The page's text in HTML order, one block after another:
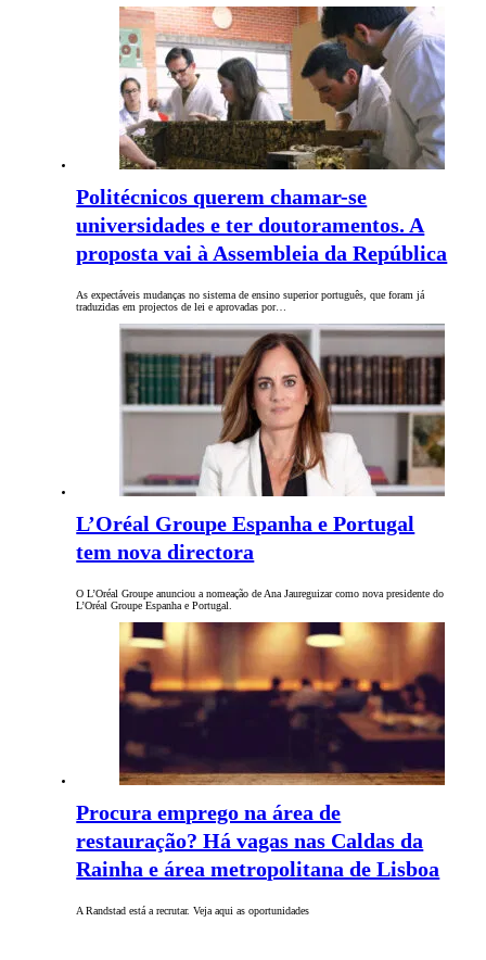
Politécnicos querem chamar-se
universidades e ter doutoramentos. A
proposta vai à Assembleia da República
As expectáveis mudanças no sistema de ensino superior português, que foram já
traduzidas em projectos de lei e aprovadas por…
L’Oréal Groupe Espanha e Portugal
tem nova directora
O L’Oréal Groupe anunciou a nomeação de Ana Jaureguizar como nova presidente do
L’Oréal Groupe Espanha e Portugal.
Procura emprego na área de
restauração? Há vagas nas Caldas da
Rainha e área metropolitana de Lisboa
A Randstad está a recrutar. Veja aqui as oportunidades